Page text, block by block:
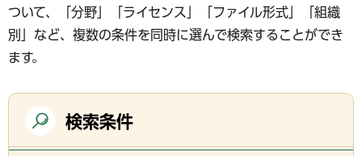
ついて、「分野」「ライセンス」「ファイル形式」「組織
別」など、複数の条件を同時に選んで検索することができ
ます。
検索条件